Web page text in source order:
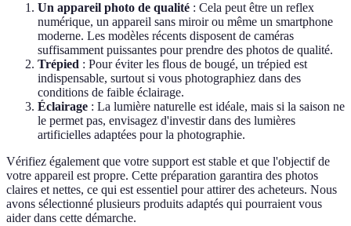
Un appareil photo de qualité : Cela peut être un reflex
numérique, un appareil sans miroir ou même un smartphone
moderne. Les modèles récents disposent de caméras
suffisamment puissantes pour prendre des photos de qualité.
Trépied : Pour éviter les flous de bougé, un trépied est
indispensable, surtout si vous photographiez dans des
conditions de faible éclairage.
Éclairage : La lumière naturelle est idéale, mais si la saison ne
le permet pas, envisagez d'investir dans des lumières
artificielles adaptées pour la photographie.
Vérifiez également que votre support est stable et que l'objectif de
votre appareil est propre. Cette préparation garantira des photos
claires et nettes, ce qui est essentiel pour attirer des acheteurs. Nous
avons sélectionné plusieurs produits adaptés qui pourraient vous
aider dans cette démarche.